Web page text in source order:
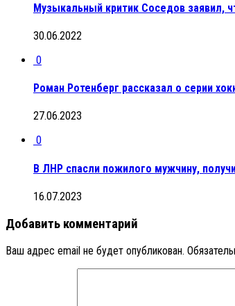
Музыкальный критик Соседов заявил,
30.06.2022
0
Роман Ротенберг рассказал о серии
27.06.2023
0
В ЛНР спасли пожилого мужчину,
16.07.2023
Добавить комментарий
Ваш адрес email не будет опубликован.